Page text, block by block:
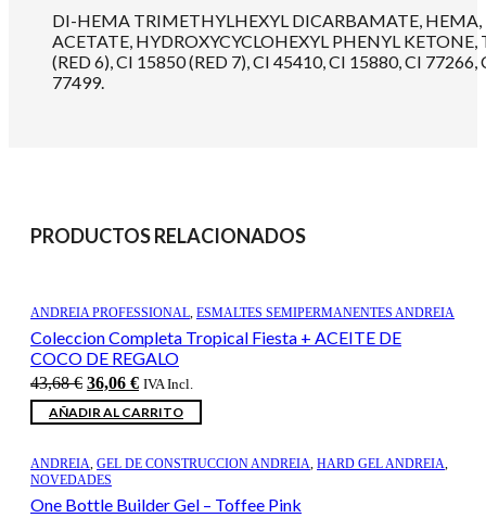
DI-HEMA TRIMETHYLHEXYL DICARBAMATE, HEMA,
ACETATE, HYDROXYCYCLOHEXYL PHENYL
(RED 6), CI 15850 (RED 7), CI 45410, CI 15880, CI
77499.
PRODUCTOS RELACIONADOS
ANDREIA PROFESSIONAL, ESMALTES SEMIPERMANENTES ANDREIA
Coleccion Completa Tropical Fiesta + ACEITE DE
COCO DE REGALO
43,68€ El
precio
original
43,68 €.
36,06 €El
precio
actual
36,06 €.
IVA Incl.
AÑADIR AL CARRITO
ANDREIA, GEL DE CONSTRUCCION ANDREIA, HARD GEL ANDREIA,
NOVEDADES
One Bottle Builder Gel – Toffee Pink